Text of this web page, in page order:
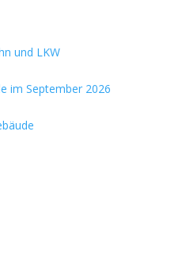
und LKW
im September 2026